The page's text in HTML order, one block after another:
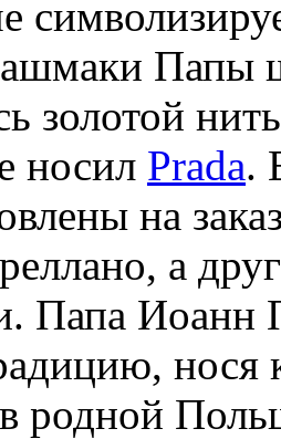
Папы
золотой
носил Prada.
на
а
Папа Иоанн
нося
родной